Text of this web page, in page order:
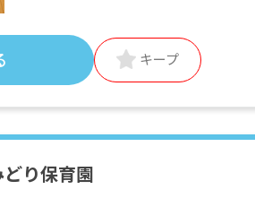
処遇改善手当Ⅲ 10,000円
基本給 152,500円
処遇改善手当Ⅰ 10,000円
キープ
り保育園